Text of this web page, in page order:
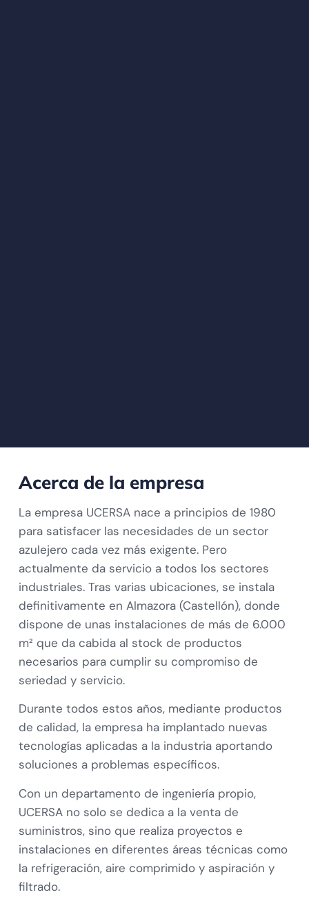
Acerca de la empresa
La empresa UCERSA nace a principios de 1980
para satisfacer las necesidades de un sector
azulejero cada vez más exigente. Pero
actualmente da servicio a todos los sectores
industriales. Tras varias ubicaciones, se instala
definitivamente en Almazora (Castellón), donde
dispone de unas instalaciones de más de 6.000
m² que da cabida al stock de productos
necesarios para cumplir su compromiso de
seriedad y servicio.
Durante todos estos años, mediante productos
de calidad, la empresa ha implantado nuevas
tecnologías aplicadas a la industria aportando
soluciones a problemas específicos.
Con un departamento de ingeniería propio,
UCERSA no solo se dedica a la venta de
suministros, sino que realiza proyectos e
instalaciones en diferentes áreas técnicas como
la refrigeración, aire comprimido y aspiración y
filtrado.